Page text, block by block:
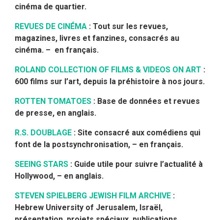
cinéma de quartier.
REVUES DE CINÉMA : Tout sur les revues,
magazines, livres et fanzines, consacrés au
cinéma. – en français.
ROLAND COLLECTION OF FILMS & VIDEOS ON ART :
600 films sur l’art, depuis la préhistoire à nos jours.
ROTTEN TOMATOES : Base de données et revues
de presse, en anglais.
R.S. DOUBLAGE : Site consacré aux comédiens qui
font de la postsynchronisation, – en français.
SEEING STARS : Guide utile pour suivre l’actualité à
Hollywood, – en anglais.
STEVEN SPIELBERG JEWISH FILM ARCHIVE :
Hebrew University of Jerusalem, Israël,